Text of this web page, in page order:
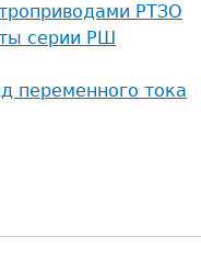
РТЗО
серии РШ
переменного тока